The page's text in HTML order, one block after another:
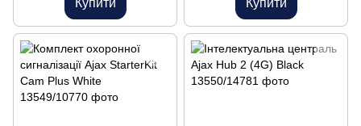
Купити Купити